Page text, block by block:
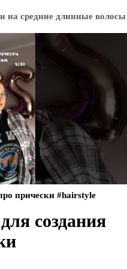
прически #hairstyle
создания